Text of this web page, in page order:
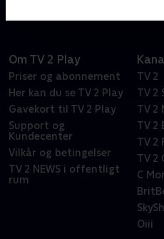
Om TV 2 Play
Priser og abonnement
Her kan du se TV 2 Play
Gavekort til TV 2 Play
Support og
Kundecenter
Vilkår og betingelser
TV 2 NEWS i offentligt
rum
TV 2
TV 2
TV 2
TV 2
TV 2
TV 2
C
Oiii